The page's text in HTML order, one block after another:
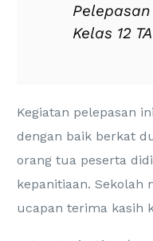
Kelas 12
Kegiatan pelepasan
dengan baik berkat
orang tua peserta
kepanitiaan. Sekolah
ucapan terima kasih